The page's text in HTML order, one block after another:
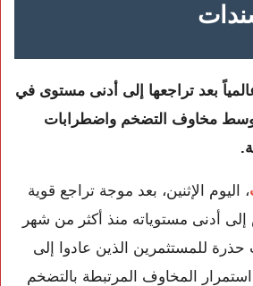
بعد تراجعها إلى أدنى مستوى في
مخاوف التضخم واضطرابات
، اليوم الإثنين، بعد موجة تراجع قوية
أدنى مستوياته منذ أكثر من شهر
للمستثمرين الذين عادوا إلى
المخاوف المرتبطة بالتضخم